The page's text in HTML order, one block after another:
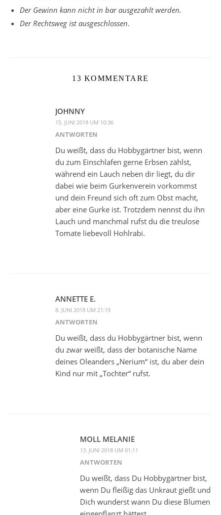
Der Gewinn kann nicht in bar ausgezahlt werden.
Der Rechtsweg ist ausgeschlossen.
13 KOMMENTARE
JOHNNY
15. JUNI 2018 UM 10:36
ANTWORTEN
Du weißt, dass du Hobbygärtner bist, wenn
du zum Einschlafen gerne Erbsen zählst,
während ein Lauch neben dir liegt, du dir
dabei wie beim Gurkenverein vorkommst
und dein Freund sich oft zum Obst macht,
aber eine Gurke ist. Trotzdem nennst du ihn
Lauch und manchmal rufst du die treulose
Tomate liebevoll Hohlrabi.
ANNETTE E.
8. JUNI 2018 UM 21:19
ANTWORTEN
Du weißt, dass du Hobbygärtner bist, wenn
du zwar weißt, dass der botanische Name
deines Oleanders „Nerium“ ist, du aber dein
Kind nur mit „Tochter“ rufst.
MOLL MELANIE
13. JUNI 2018 UM 01:11
ANTWORTEN
Du weißt, dass Du Hobbygärtner bist,
wenn Du fleißig das Unkraut gießt und
Dich wunderst wann Du diese Blumen